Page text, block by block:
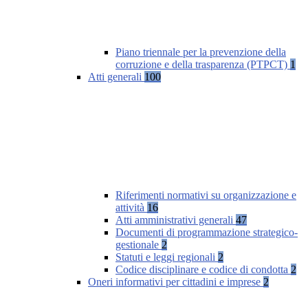
Piano triennale per la prevenzione della
corruzione e della trasparenza (PTPCT) 1
Atti generali 100
Riferimenti normativi su organizzazione e
attività 16
Atti amministrativi generali 47
Documenti di programmazione strategico-
gestionale 2
Statuti e leggi regionali 2
Codice disciplinare e codice di condotta 2
Oneri informativi per cittadini e imprese 2